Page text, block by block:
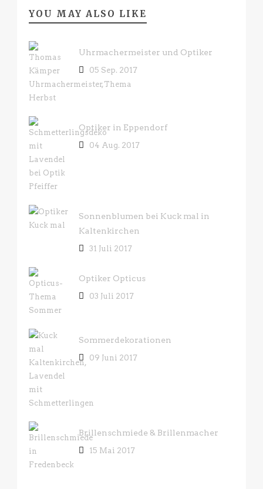
YOU MAY ALSO LIKE
Uhrmachermeister und Optiker
05 Sep. 2017
Optiker in Eppendorf
04 Aug. 2017
Sonnenblumen bei Kuck mal in
Kaltenkirchen
31 Juli 2017
Optiker Opticus
03 Juli 2017
Sommerdekorationen
09 Juni 2017
Brillenschmiede & Brillenmacher
15 Mai 2017